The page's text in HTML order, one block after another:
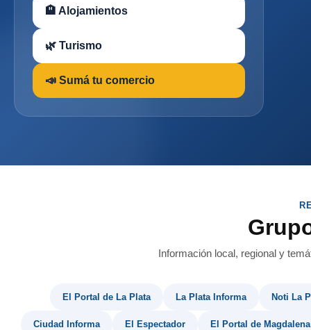
🏨 Alojamientos
🌿 Turismo
📣 Sumá tu comercio
Información local, regional y
El Portal de La Plata La Plata Informa Noti La
Ciudad Informa El Espectador El Portal de Magdalena